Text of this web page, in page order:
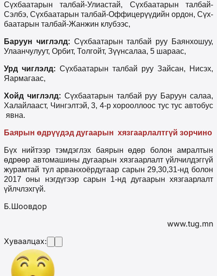
Сүхбаатарын талбай-Улиастай, Сүхбаатарын талбай-
Сэлбэ, Сүхбаатарын талбай-Оффицерүүдийн ордон, Сүх­
баатарын талбай-Жанжин клубээс,
Баруун чиглэлд: Сүхбаатарын талбай руу Баянхошуу,
Улаанчулуут, Орбит, Толгойт, Зүүнсалаа, 5 шараас,
Урд чиглэлд: Сүхбаатарын талбай руу Зайсан, Нисэх,
Яармагаас,
Хойд чиглэлд: Сүхбаатарын талбай руу Баруун салаа,
Халайлааст, Чингэлтэй, 3, 4-р хорооллоос тус тус автобус
явна.
Баярын өдрүүдэд дугаарын хязгаарлалтгүй зорчино
Бүх нийтээр тэмдэглэх баярын өдөр болон амралтын
өдрөөр автомашины дугаарын хязгаарлалт үйлчилдэггүй
журамтай тул арванхоёрдугаар сарын 29,30,31-нд болон
2017 оны нэгдүгээр сарын 1-нд дугаарын хязгаарлалт
үйлчлэхгүй.
Б.Шоовдор
www.tug.mn
Хуваалцах: